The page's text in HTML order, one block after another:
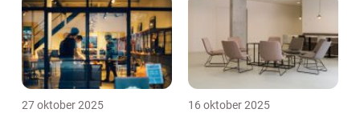
27 oktober 2025 16 oktober 2025